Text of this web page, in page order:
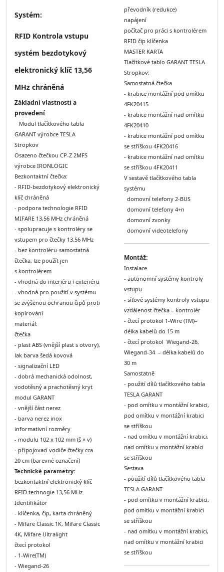
Systém:
RFID Kontrola vstupu
systém bezdotykový
elektronický klíč 13,56
MHz chráněná
Základní vlastnosti a
provedení
Modul tlačítkového tabla
GARANT výrobce TESLA
Stropkov
Osazeno čtečkou CP-Z 2MFS
výrobce IRONLOGIC
Bezkontaktní čtečka:
- RFID-bezdotykový elektronický
klíč chráněná
- podpora technologie RFID
MIFARE 13,56 MHz chráněná
- spolupracuje s kontroléry se
vstupem pro čtečky 13.56 MHz
- bez kontroléru-samostatná
čtečka, lze použít jen
s kontrolérem
- vhodná do interiéru i exteriéru
- vhodná pro použití v systému
se zvýšenou ochranou čipů proti
kopírování
materiál:
čtečka
- plast ABS (vnější plast s otvory),
lak barva šedá kovová
- signalizační LED
- dobrá mechanická odolnost,
vodotěsný a prachotěsný kryt
modul GARANT
- vnější část nerez
- barva nerez inox
informativní rozměry
- modulu 102 x 102 mm (š × v)
- připojovací vodiče čtečky cca
20 cm (barevné označení)
Technické parametry:
bezkontaktní elektronický klíč
RFID technogie 13,56 MHz
Identifikátor
- klíčenka, čip, karta chráněný
- Mifare Classic 1K, Mifare Classic
4K, Mifare Ultralight
čtecí protokol
- 1-Wire(TM)
- Wiegand-26
převodník (redukce)
napájení
počítač pro práci s kontrolérem
RFID čip klíčenka
MASTER KARTA
Tlačítkové tablo GARANT TESLA
Stropkov:
Samostatná čtečka
- krabice montážní pod omítku
4FK20415
- krabice montážní nad omítku
4FK20410
- krabice montážní pod omítku
se stříškou 4FK20416
- krabice montážní nad omítku
se stříškou 4FK20411
V sestavě tlačítkového tabla
systému
domovní telefony 2-BUS
domovní telefony 4+n
domovní zvonky
domovní videotelefony
Montáž:
Instalace
- autonomní systémy kontroly
vstupu
- síťové systémy kontroly vstupu
vzdálenost čtečka – kontrolér
- čtecí protokol 1-Wire (TM)–
délka kabelů do 15 m
- čtecí protokol Wiegand-26,
Wiegand-34 – délka kabelů do
30 m
Samostatně
- použití dílů tlačítkového tabla
TESLA GARANT
- pod omítku v montážní krabici,
pod omítku v montážní krabici
se stříškou
- nad omítku v montážní krabici,
nad omítku v montážní krabici
se stříškou
Sestava
- použití dílů tlačítkového tabla
TESLA GARANT
- pod omítku v montážní krabici,
pod omítku v montážní krabici
se stříškou
- nad omítku v montážní krabici,
nad omítku v montážní krabici
se stříškou